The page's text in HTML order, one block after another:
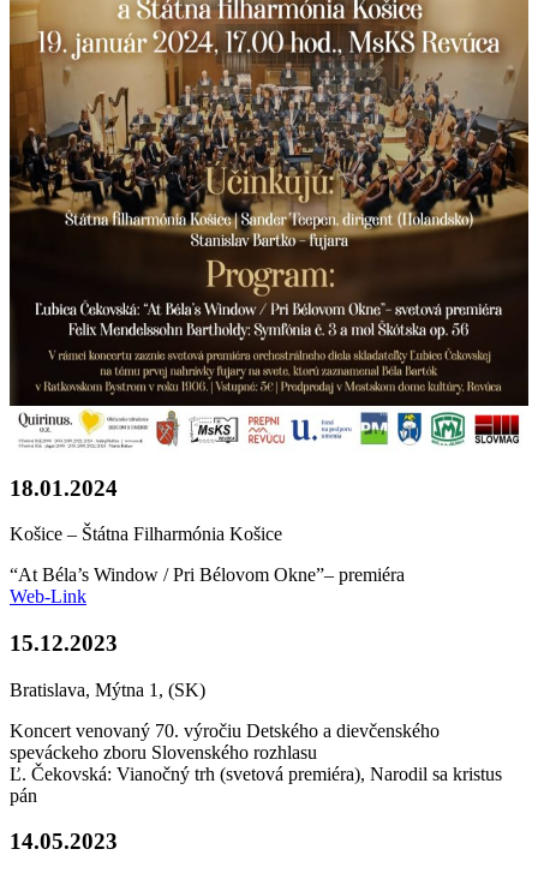
18.01.2024
Košice – Štátna Filharmónia Košice
“At Béla’s Window / Pri Bélovom Okne”– premiéra
Web-Link
15.12.2023
Bratislava, Mýtna 1, (SK)
Koncert venovaný 70. výročiu Detského a dievčenského
speváckeho zboru Slovenského rozhlasu
Ľ. Čekovská: Vianočný trh (svetová premiéra), Narodil sa kristus
pán
14.05.2023